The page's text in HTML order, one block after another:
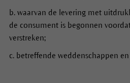
b. waarvan de levering met
de consument is begonnen
verstreken;
c. betreffende weddenschappen